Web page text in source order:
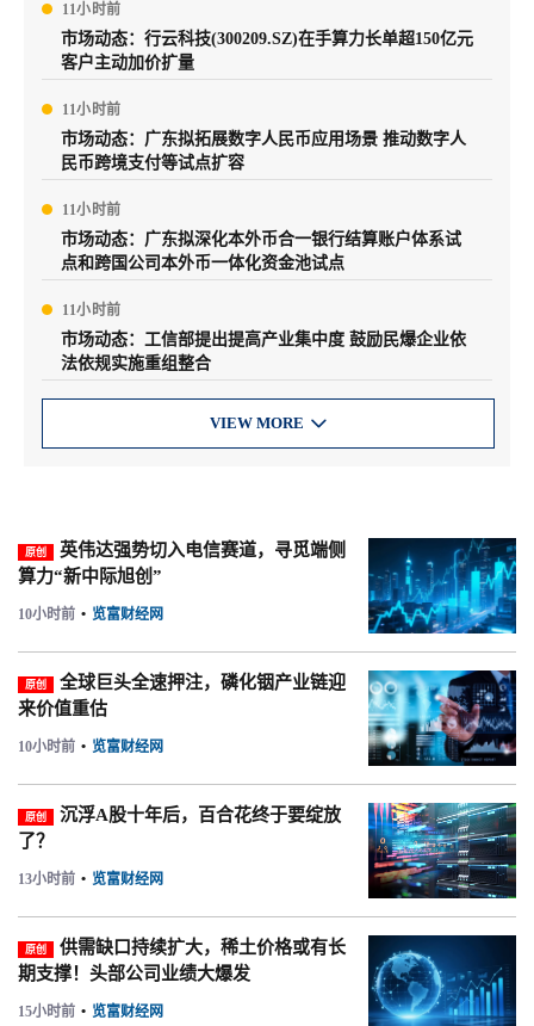
11小时前
市场动态：行云科技(300209.SZ)在手算力长单超150亿元
客户主动加价扩量
11小时前
市场动态：广东拟拓展数字人民币应用场景 推动数字人
民币跨境支付等试点扩容
11小时前
市场动态：广东拟深化本外币合一银行结算账户体系试
点和跨国公司本外币一体化资金池试点
11小时前
市场动态：工信部提出提高产业集中度 鼓励民爆企业依
法依规实施重组整合
VIEW MORE 
原创
英伟达强势切入电信赛道，寻觅端侧
算力“新中际旭创”
10小时前 • 览富财经网
原创
全球巨头全速押注，磷化铟产业链迎
来价值重估
10小时前 • 览富财经网
原创
沉浮A股十年后，百合花终于要绽放
了？
13小时前 • 览富财经网
原创
供需缺口持续扩大，稀土价格或有长
期支撑！头部公司业绩大爆发
15小时前 • 览富财经网